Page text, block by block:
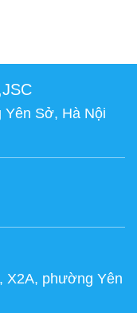
Sở, Hà Nội
X2A, phường Yên